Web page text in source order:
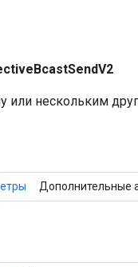
или нескольким
Дополнительные